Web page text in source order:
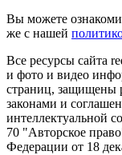
Вы можете
же с нашей
Все ресурсы сайта
и фото и видео
страниц, защищены
законами и
интеллектуальной
70 "Авторское
Федерации от 18